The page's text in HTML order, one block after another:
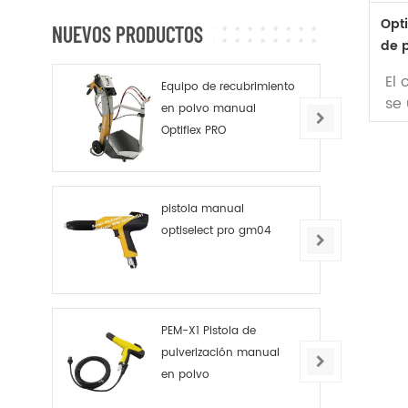
de
El
se
NUEVOS PRODUCTOS
Equipo de recubrimiento
en polvo manual
Optiflex PRO
pistola manual
optiselect pro gm04
PEM-X1 Pistola de
pulverización manual
en polvo